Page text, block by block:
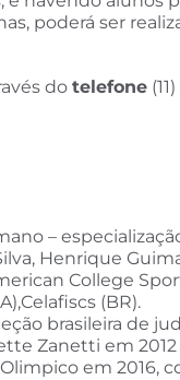
poderá ser
do telefone
–
Henrique
College
(BR).
brasileira de
Zanetti em 2012
em 2016,